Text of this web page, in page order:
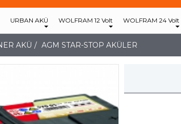
URBAN AKÜ WOLFRAM 12 Volt WOLFRAM 24 Volt
AKÜ AGM STAR-STOP AKÜLER